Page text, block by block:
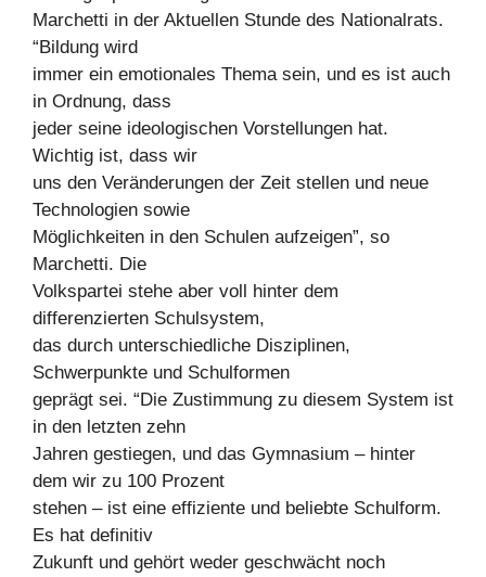
Marchetti in der Aktuellen Stunde des Nationalrats.
“Bildung wird
immer ein emotionales Thema sein, und es ist auch
in Ordnung, dass
jeder seine ideologischen Vorstellungen hat.
Wichtig ist, dass wir
uns den Veränderungen der Zeit stellen und neue
Technologien sowie
Möglichkeiten in den Schulen aufzeigen”, so
Marchetti. Die
Volkspartei stehe aber voll hinter dem
differenzierten Schulsystem,
das durch unterschiedliche Disziplinen,
Schwerpunkte und Schulformen
geprägt sei. “Die Zustimmung zu diesem System ist
in den letzten zehn
Jahren gestiegen, und das Gymnasium – hinter
dem wir zu 100 Prozent
stehen – ist eine effiziente und beliebte Schulform.
Es hat definitiv
Zukunft und gehört weder geschwächt noch